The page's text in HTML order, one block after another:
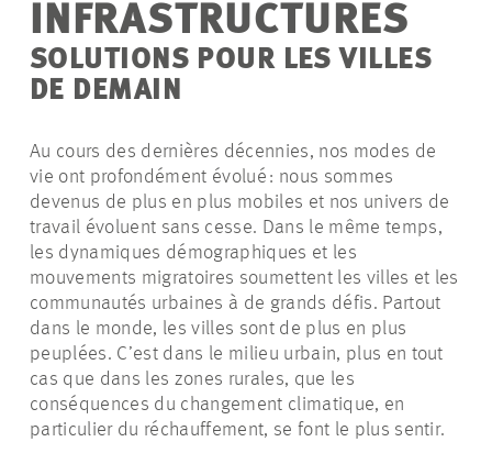
CONTACT
PROJETS
INFRASTRUCTURES
SOLUTIONS POUR LES VILLES
DE DEMAIN
Au cours des dernières décennies, nos modes de
vie ont profondément évolué : nous sommes
devenus de plus en plus mobiles et nos univers de
travail évoluent sans cesse. Dans le même temps,
les dynamiques démographiques et les
mouvements migratoires soumettent les villes et les
communautés urbaines à de grands défis. Partout
dans le monde, les villes sont de plus en plus
peuplées. C’est dans le milieu urbain, plus en tout
cas que dans les zones rurales, que les
conséquences du changement climatique, en
particulier du réchauffement, se font le plus sentir.